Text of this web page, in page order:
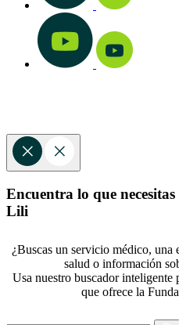
Encuentra lo que
Lili
¿Buscas un servicio médico, una
salud o información
Usa nuestro buscador inteligente
que ofrece la